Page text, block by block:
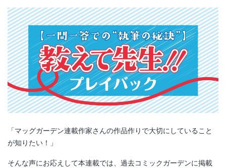
「マッグガーデン連載作家さんの作品作りで大切にしていること
が知りたい！」
そんな声にお応えして本連載では、過去コミックガーデンに掲載